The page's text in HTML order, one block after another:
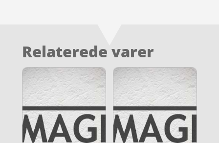
Relaterede varer